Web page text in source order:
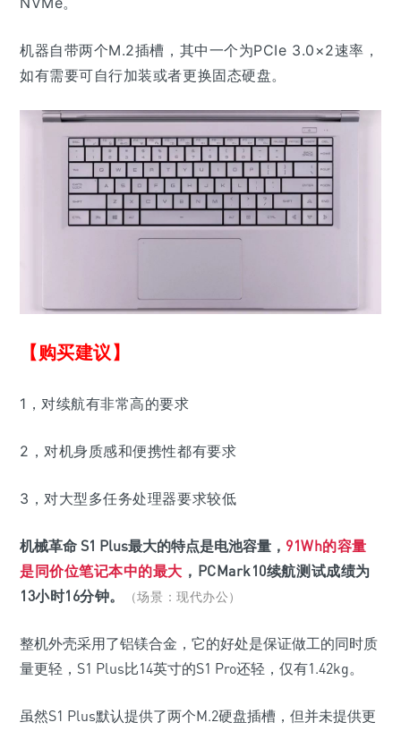
机器自带两个M.2插槽，其中一个为PCIe 3.0×2速率，
如有需要可自行加装或者更换固态硬盘。
【购买建议】
1，对续航有非常高的要求
2，对机身质感和便携性都有要求
3，对大型多任务处理器要求较低
机械革命 S1 Plus最大的特点是电池容量， 91Wh的容量
是同价位笔记本中的最大 ， PCMark10续航测试成绩为
13小时16分钟。
（场景：现代办公）
整机外壳采用了铝镁合金，它的好处是保证做工的同时质
量更轻，S1 Plus比14英寸的S1 Pro还轻，仅有1.42kg。
虽然S1 Plus默认提供了两个M.2硬盘插槽，但并未提供更